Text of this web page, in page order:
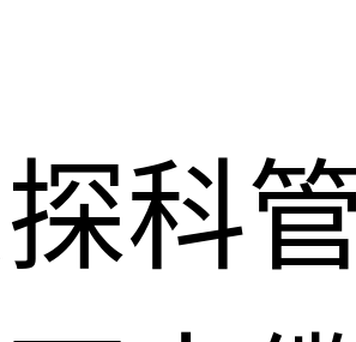
科